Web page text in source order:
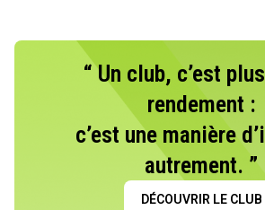
“ Un club, c’est
rendement :
c’est une manière
autrement. ”
DÉCOUVRIR LE CLUB